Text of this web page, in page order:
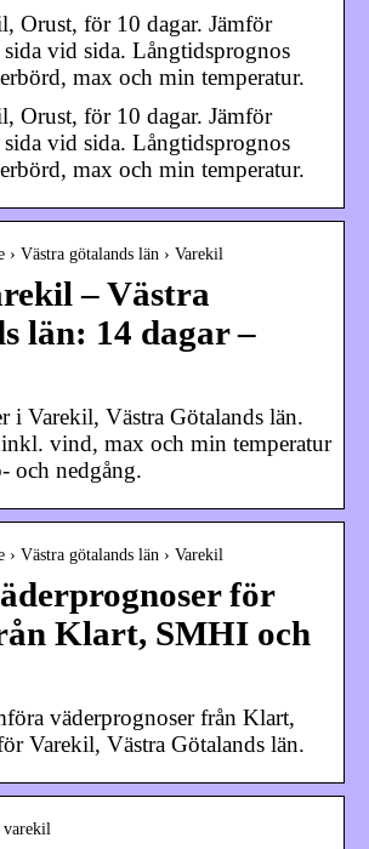
Orust, för 10 dagar. Jämför
vid sida. Långtidsprognos
max och min temperatur.
Orust, för 10 dagar. Jämför
vid sida. Långtidsprognos
max och min temperatur.
Västra götalands län › Varekil
– Västra
län: 14 dagar –
i Varekil, Västra Götalands län.
vind, max och min temperatur
och nedgång.
Västra götalands län › Varekil
för
Klart, SMHI och
väderprognoser från Klart,
Varekil, Västra Götalands län.
varekil